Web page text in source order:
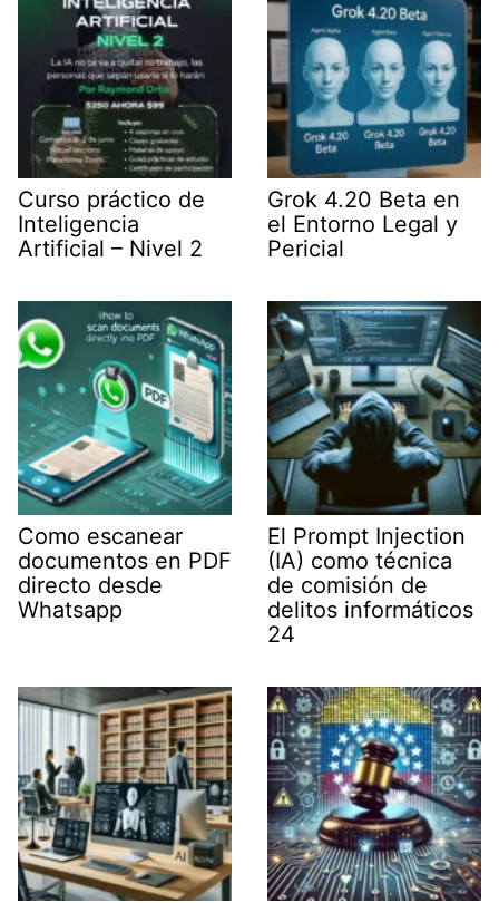
Curso práctico de
Inteligencia
Artificial – Nivel 2
Grok 4.20 Beta en
el Entorno Legal y
Pericial
Como escanear
documentos en PDF
directo desde
Whatsapp
El Prompt Injection
(IA) como técnica
de comisión de
delitos informáticos
24